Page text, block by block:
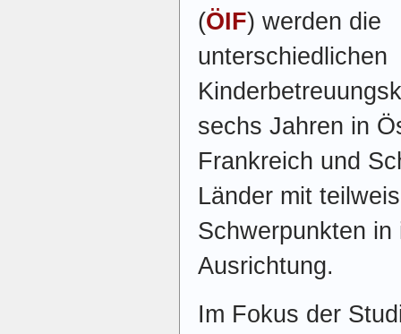
(ÖIF) werden die
unterschiedlichen
sechs Jahren in
Frankreich und
Länder mit
Schwerpunkten
Ausrichtung.
Im Fokus der